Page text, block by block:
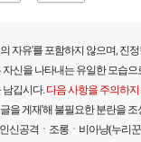
자유'를 포함하지 않으며, 진
자신을 나타내는 유일한 모습
남깁시다. 다음 사항을 주의하
을 게재'해 불필요한 분란을
신공격ㆍ조롱ㆍ비아냥(누리